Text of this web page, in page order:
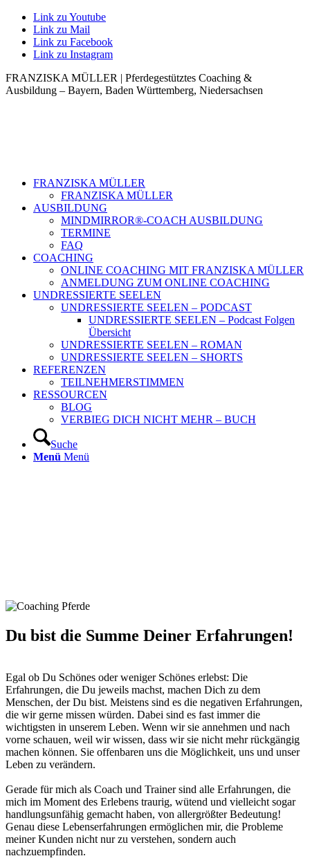
Link zu Youtube
Link zu Mail
Link zu Facebook
Link zu Instagram
FRANZISKA MÜLLER | Pferdegestütztes Coaching &
Ausbildung – Bayern, Baden Württemberg, Niedersachsen
FRANZISKA MÜLLER
FRANZISKA MÜLLER
AUSBILDUNG
MINDMIRROR®-COACH AUSBILDUNG
TERMINE
FAQ
COACHING
ONLINE COACHING MIT FRANZISKA MÜLLER
ANMELDUNG ZUM ONLINE COACHING
UNDRESSIERTE SEELEN
UNDRESSIERTE SEELEN – PODCAST
UNDRESSIERTE SEELEN – Podcast Folgen
Übersicht
UNDRESSIERTE SEELEN – ROMAN
UNDRESSIERTE SEELEN – SHORTS
REFERENZEN
TEILNEHMERSTIMMEN
RESSOURCEN
BLOG
VERBIEG DICH NICHT MEHR – BUCH
Suche
Menü Menü
Du bist die Summe Deiner Erfahrungen!
Egal ob Du Schönes oder weniger Schönes erlebst: Die
Erfahrungen, die Du jeweils machst, machen Dich zu dem
Menschen, der Du bist. Meistens sind es die negativen Erfahrungen,
die wir gerne missen würden. Dabei sind es fast immer die
wichtigsten in unserem Leben. Wenn wir sie annehmen und nach
vorne schauen, weil wir wissen, dass wir sie nicht mehr rückgängig
machen können. Sie offenbaren uns die Möglichkeit, uns und unser
Leben zu verändern.
Gerade für mich als Coach und Trainer sind alle Erfahrungen, die
mich im Moment des Erlebens traurig, wütend und vielleicht sogar
handlungsunfähig gemacht haben, von allergrößter Bedeutung!
Genau diese Lebenserfahrungen ermöglichen mir, die Probleme
meiner Kunden nicht nur zu verstehen, sondern auch
nachzuempfinden.